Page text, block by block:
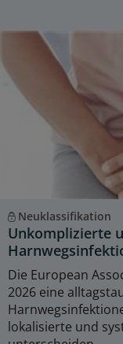
Neuklassifikation
Unkomplizierte
Die European
2026 eine
lokalisierte und